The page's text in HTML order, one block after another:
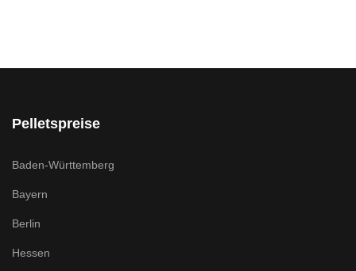
Pelletspreise
Baden-Württemberg
Bayern
Berlin
Hessen